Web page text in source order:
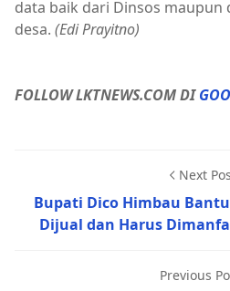
data baik dari Dinsos maupun
desa. (Edi Prayitno)
FOLLOW LKTNEWS.COM DI
Next
Bupati Dico Himbau
Dijual dan Harus
Previous